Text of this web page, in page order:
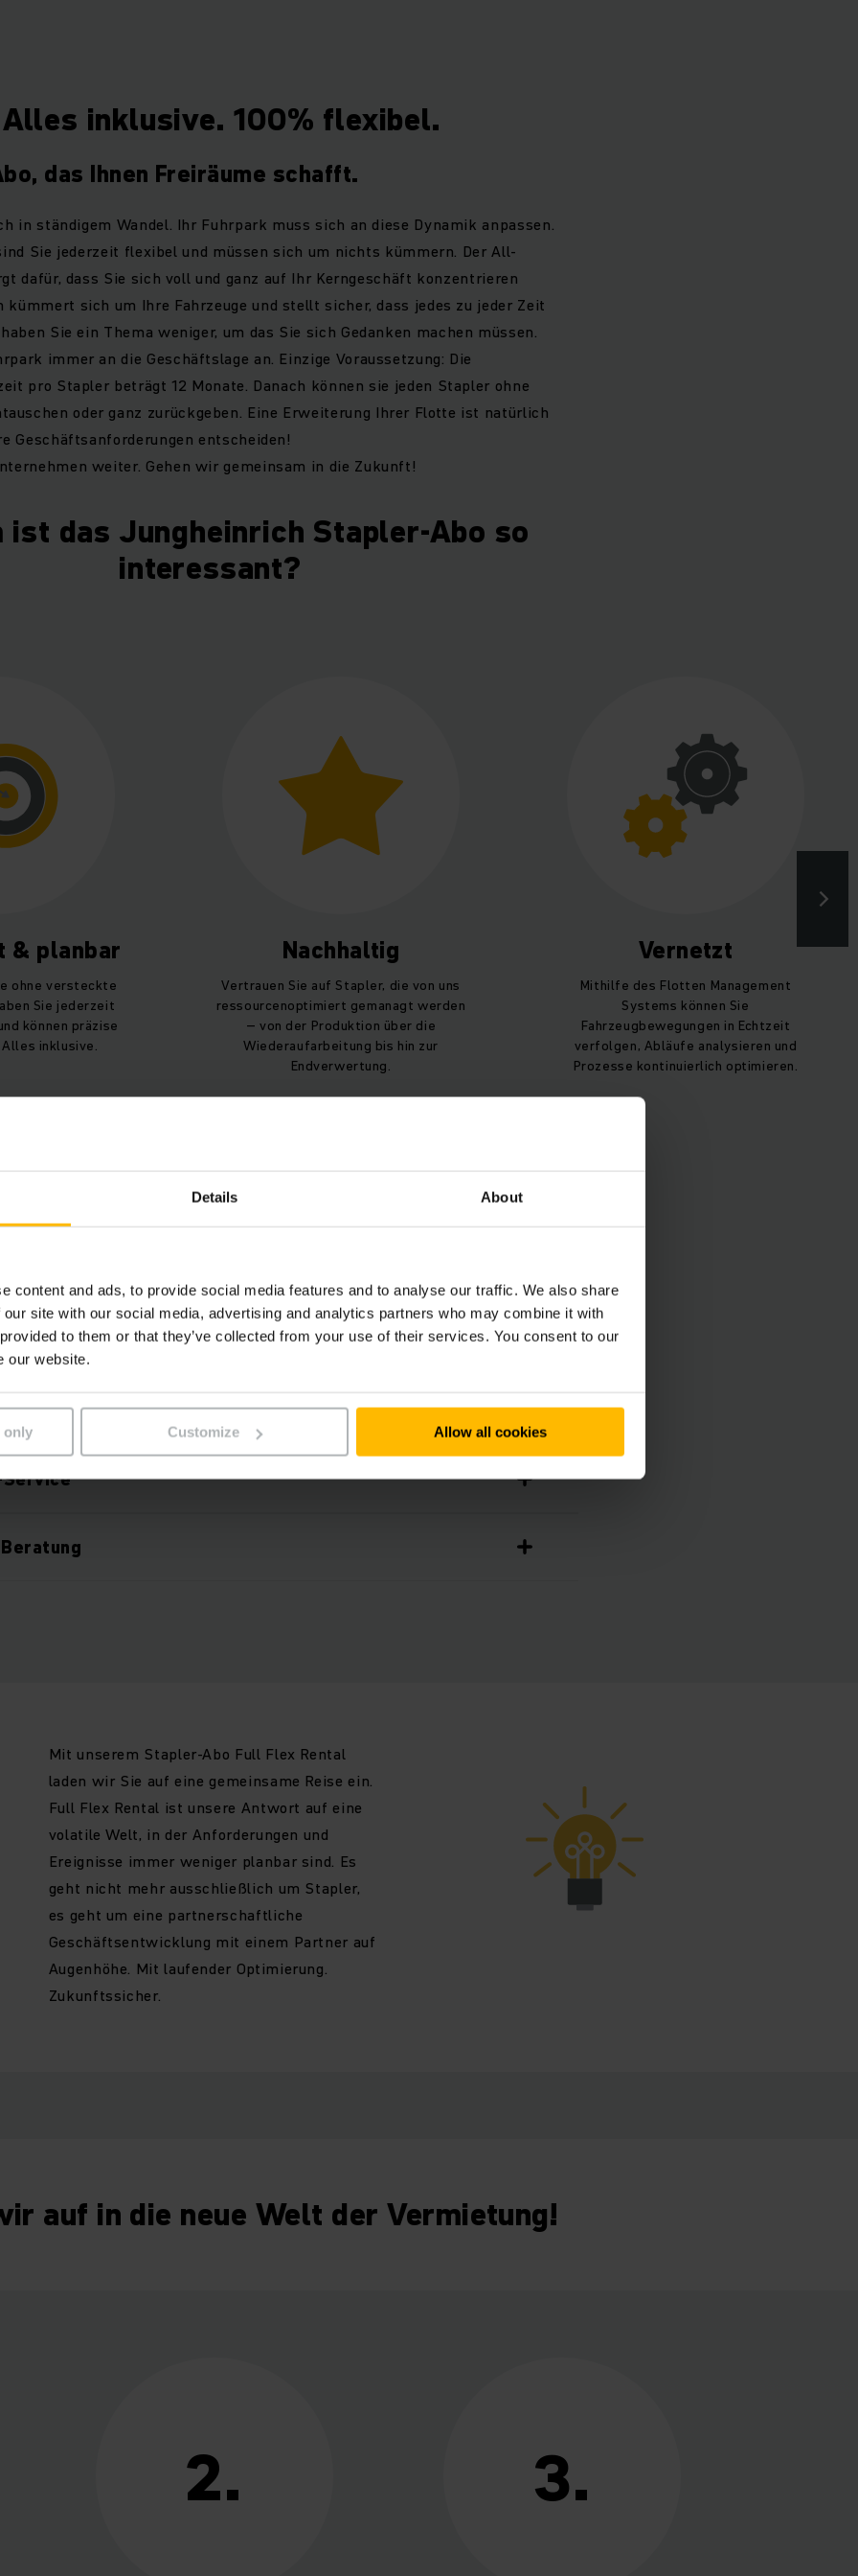
Details About
content and ads, to provide social media features and to analyse our traffic. We also share
site with our social media, advertising and analytics partners who may combine it with
to them or that they’ve collected from your use of their services. You consent to our
our website.
only Customize Allow all cookies
Management System.
Alles inklusive. 100% flexibel.
das Ihnen Freiräume schafft.
in ständigem Wandel. Ihr Fuhrpark muss sich an diese Dynamik anpassen.
Sie jederzeit flexibel und müssen sich um nichts kümmern. Der All-
dafür, dass Sie sich voll und ganz auf Ihr Kerngeschäft konzentrieren
kümmert sich um Ihre Fahrzeuge und stellt sicher, dass jedes zu jeder Zeit
Sie ein Thema weniger, um das Sie sich Gedanken machen müssen.
immer an die Geschäftslage an. Einzige Voraussetzung: Die
pro Stapler beträgt 12 Monate. Danach können sie jeden Stapler ohne
oder ganz zurückgeben. Eine Erweiterung Ihrer Flotte ist natürlich
Geschäftsanforderungen entscheiden!
weiter. Gehen wir gemeinsam in die Zukunft!
ist das Jungheinrich Stapler-Abo so
interessant?
& planbar
ohne versteckte
Sie jederzeit
können präzise
inklusive.
Nachhaltig
Vertrauen Sie auf Stapler, die von uns
ressourcenoptimiert gemanagt werden
– von der Produktion über die
Wiederaufarbeitung bis hin zur
Endverwertung.
Vernetzt
Mithilfe des Flotten Management
Systems können Sie
Fahrzeugbewegungen in Echtzeit
verfolgen, Abläufe analysieren und
Prozesse kontinuierlich optimieren.
im Jungheinrich Stapler-Abo alles
enthalten?
Fahrzeuge
Mit unserem Stapler-Abo Full Flex Rental
laden wir Sie auf eine gemeinsame Reise ein.
Full Flex Rental ist unsere Antwort auf eine
volatile Welt, in der Anforderungen und
Ereignisse immer weniger planbar sind. Es
geht nicht mehr ausschließlich um Stapler,
es geht um eine partnerschaftliche
Geschäftsentwicklung mit einem Partner auf
Augenhöhe. Mit laufender Optimierung.
Zukunftssicher.
auf in die neue Welt der Vermietung!
2. 3.